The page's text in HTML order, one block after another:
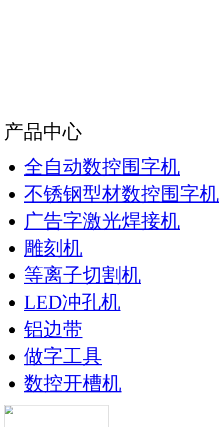
产品中心
全自动数控围字机
不锈钢型材数控围字机
广告字激光焊接机
雕刻机
等离子切割机
LED冲孔机
铝边带
做字工具
数控开槽机